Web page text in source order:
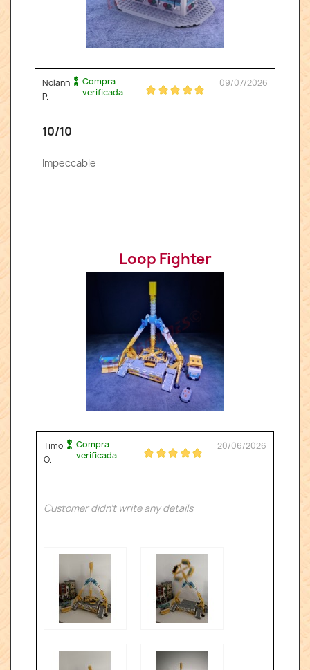
Nolann
P.
Compra
verificada
09/07/2026
10/10
Impeccable
Loop Fighter
Timo
O.
Compra
verificada
20/06/2026
Customer didn't write any details